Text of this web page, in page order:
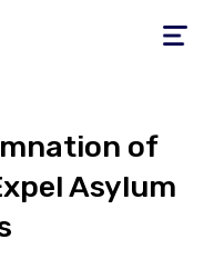
Toggle
of
Asylum